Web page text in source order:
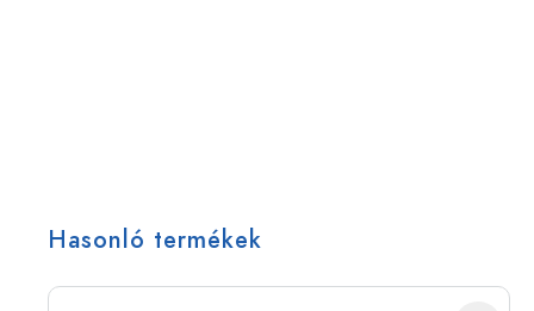
Hasonló termékek